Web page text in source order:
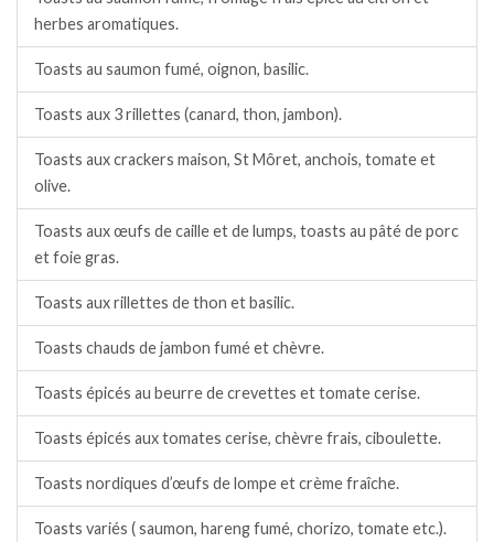
herbes aromatiques.
Toasts au saumon fumé, oignon, basilic.
Toasts aux 3 rillettes (canard, thon, jambon).
Toasts aux crackers maison, St Môret, anchois, tomate et
olive.
Toasts aux œufs de caille et de lumps, toasts au pâté de porc
et foie gras.
Toasts aux rillettes de thon et basilic.
Toasts chauds de jambon fumé et chèvre.
Toasts épicés au beurre de crevettes et tomate cerise.
Toasts épicés aux tomates cerise, chèvre frais, ciboulette.
Toasts nordiques d’œufs de lompe et crème fraîche.
Toasts variés ( saumon, hareng fumé, chorizo, tomate etc.).